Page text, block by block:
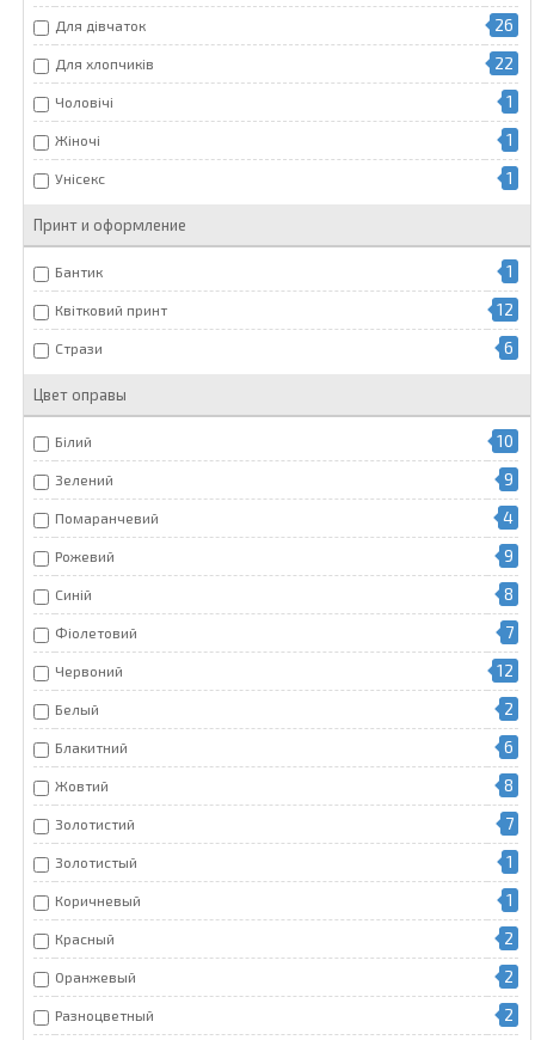
Для дівчаток 26
Для хлопчиків 22
Чоловічі 1
Жіночі 1
Унісекс 1
Принт и оформление
Бантик 1
Квітковий принт 12
Стрази 6
Цвет оправы
Білий 10
Зелений 9
Помаранчевий 4
Рожевий 9
Синій 8
Фіолетовий 7
Червоний 12
Белый 2
Блакитний 6
Жовтий 8
Золотистий 7
Золотистый 1
Коричневый 1
Красный 2
Оранжевый 2
Разноцветный 2